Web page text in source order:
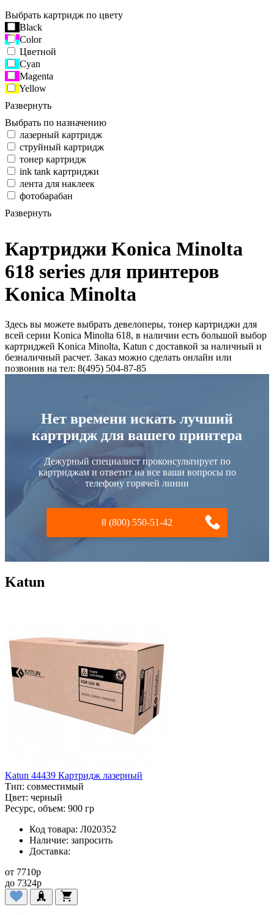
Выбрать картридж по цвету
Black
Color
Цветной
Cyan
Magenta
Yellow
Развернуть
Выбрать по назначению
лазерный картридж
струйный картридж
тонер картридж
ink tank картриджи
лента для наклеек
фотобарабан
Развернуть
Картриджи Konica Minolta
618 series для принтеров
Konica Minolta
Здесь вы можете выбрать девелоперы, тонер картриджи для
всей серии Konica Minolta 618, в наличии есть большой выбор
картриджей Konica Minolta, Katun с доставкой за наличный и
безналичный расчет. Заказ можно сделать онлайн или
позвонив на тел: 8(495) 504-87-85
Нет времени искать лучший
картридж для вашего принтера
Дежурный специалист проконсультирует по
картриджам и ответит на все ваши вопросы по
телефону горячей линии
8 (800) 550-51-42
Katun
Katun 44439 Картридж лазерный
Тип: совместимый
Цвет: черный
Ресурс, объем: 900 гр
Код товара: Л020352
Наличие: запросить
Доставка:
от 7710p
до 7324p